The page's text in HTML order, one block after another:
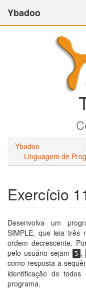
Ybadoo
Ybadoo
Linguagem de
Exercício
Desenvolva um
SIMPLE, que leia três
ordem decrescente.
pelo usuário sejam
5 ,
como resposta a
identificação de
programa.